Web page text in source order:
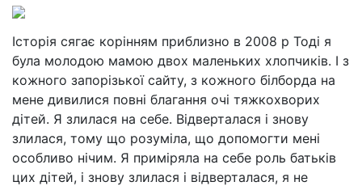
Історія сягає корінням приблизно в 2008 р Тоді я
була молодою мамою двох маленьких хлопчиків. І з
кожного запорізької сайту, з кожного білборда на
мене дивилися повні благання очі тяжкохворих
дітей. Я злилася на себе. Відверталася і знову
злилася, тому що розуміла, що допомогти мені
особливо нічим. Я приміряла на себе роль батьків
цих дітей, і знову злилася і відверталася, я не